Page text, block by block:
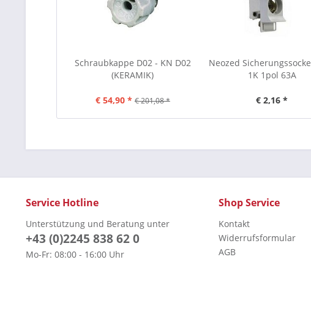
Schraubkappe D02 - KN D02
(KERAMIK)
€ 54,90 * € 201,08 *
Neozed
1K 1pol 63A
€ 2,16 *
Service Hotline
Unterstützung und Beratung unter
+43 (0)2245 838 62 0
Mo-Fr: 08:00 - 16:00 Uhr
Shop Service
Kontakt
Widerrufsformular
AGB